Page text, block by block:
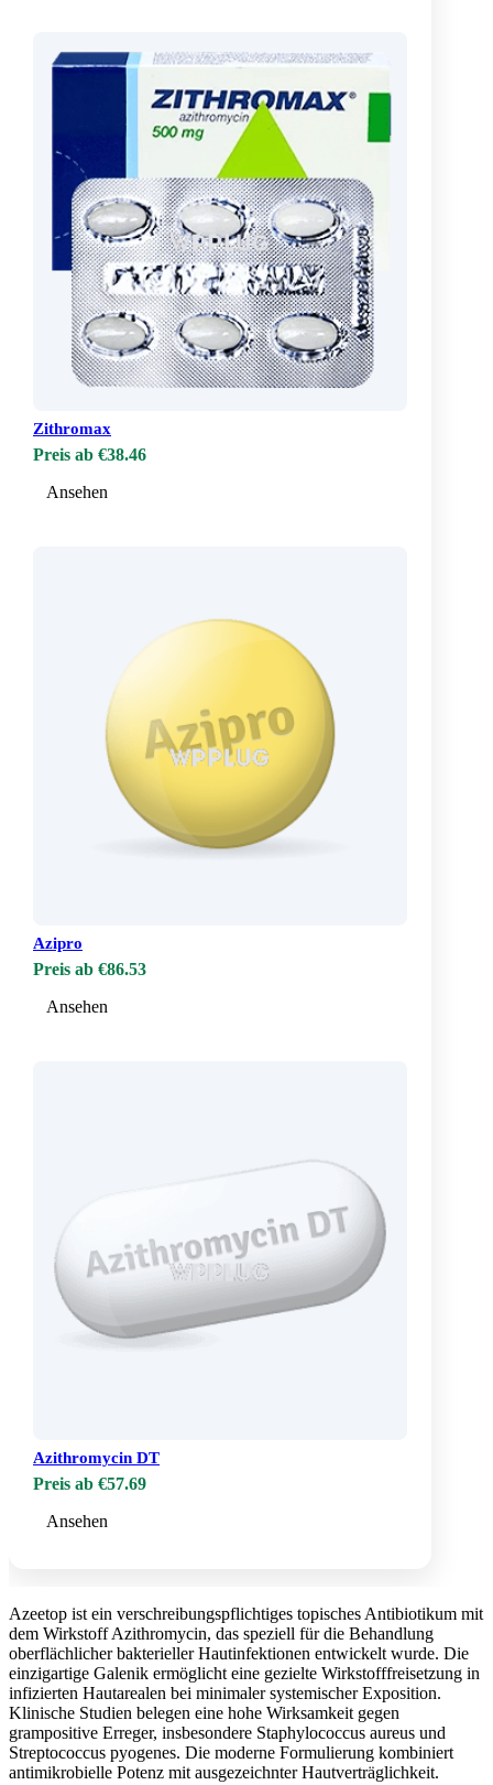
Zithromax
Preis ab €38.46
Ansehen
Azipro
Preis ab €86.53
Ansehen
Azithromycin DT
Preis ab €57.69
Ansehen
Azeetop ist ein verschreibungspflichtiges topisches Antibiotikum mit
dem Wirkstoff Azithromycin, das speziell für die Behandlung
oberflächlicher bakterieller Hautinfektionen entwickelt wurde. Die
einzigartige Galenik ermöglicht eine gezielte Wirkstofffreisetzung in
infizierten Hautarealen bei minimaler systemischer Exposition.
Klinische Studien belegen eine hohe Wirksamkeit gegen
grampositive Erreger, insbesondere Staphylococcus aureus und
Streptococcus pyogenes. Die moderne Formulierung kombiniert
antimikrobielle Potenz mit ausgezeichnter Hautverträglichkeit.